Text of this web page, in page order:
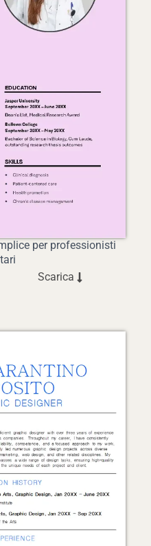
per professionisti
Scarica